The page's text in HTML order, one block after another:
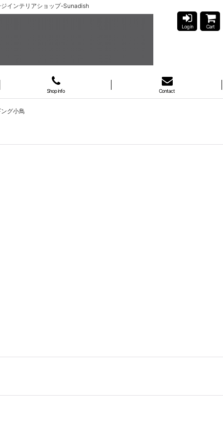
インテリアショップ-Sunadish
Log in Cart
Shop info Contact
グ小鳥